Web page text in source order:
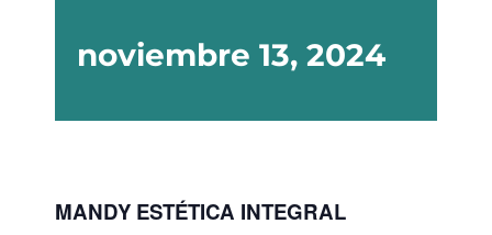
noviembre 13, 2024
MANDY ESTÉTICA INTEGRAL